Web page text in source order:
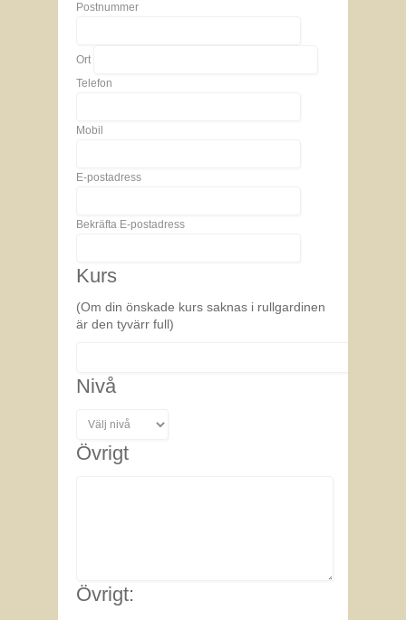
Postnummer
Ort
Telefon
Mobil
E-postadress
Bekräfta E-postadress
Kurs
(Om din önskade kurs saknas i rullgardinen
är den tyvärr full)
Nivå
Övrigt
Övrigt: